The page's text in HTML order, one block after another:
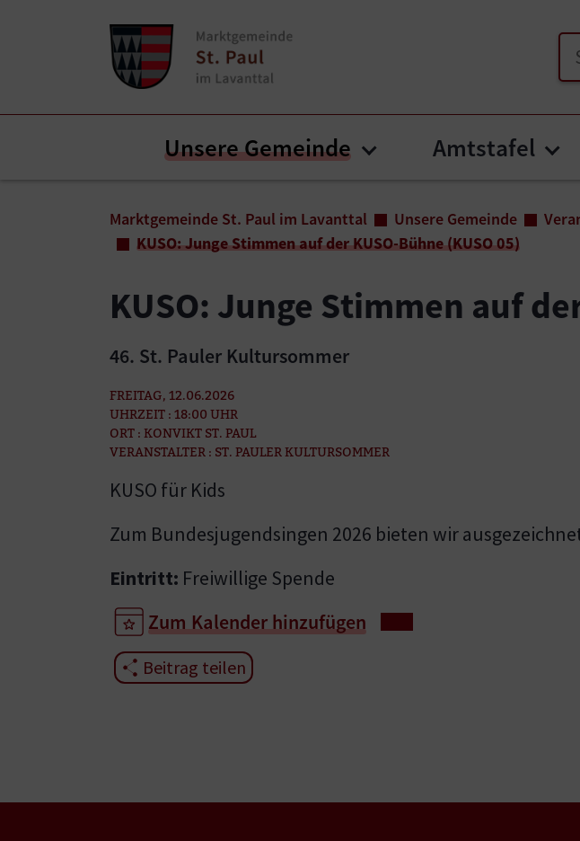
Unsere Gemeinde Submenu for
Amtstafel
Marktgemeinde St. Paul im Lavanttal Unsere Gemeinde
KUSO: Junge Stimmen auf der KUSO-Bühne (KUSO 05)
KUSO: Junge Stimmen auf
46. St. Pauler Kultursommer
FREITAG, 12.06.2026
UHRZEIT : 18:00 UHR
ORT : KONVIKT ST. PAUL
VERANSTALTER : ST. PAULER KULTURSOMMER
KUSO für Kids
Zum Bundesjugendsingen 2026 bieten wir
Eintritt: Freiwillige Spende
Zum Kalender hinzufügen
Beitrag teilen